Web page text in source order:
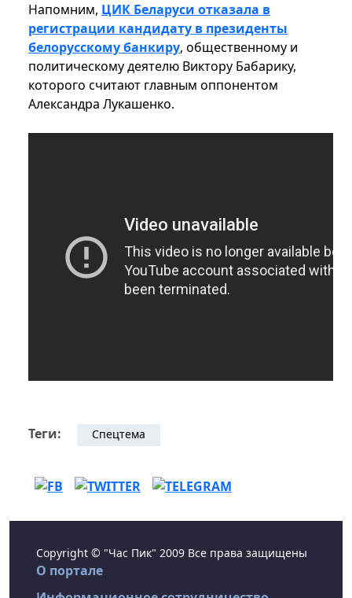
Напомним, ЦИК Беларуси отказала в
регистрации кандидату в президенты
белорусскому банкиру, общественному и
политическому деятелю Виктору Бабарику,
которого считают главным оппонентом
Александра Лукашенко.
Теги: Спецтема
Copyright © "Час Пик" 2009 Все права защищены
О портале